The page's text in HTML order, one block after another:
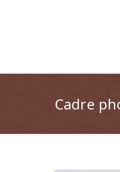
Cadre